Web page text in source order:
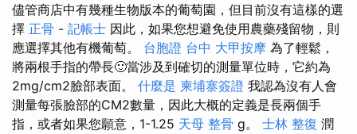
儘管商店中有幾種生物版本的葡萄園，但目前沒有這樣的選
擇 正骨 - 記帳士 因此，如果您想避免使用農藥殘留物，則
應選擇其他有機葡萄。 台胞證 台中 大甲按摩 為了輕鬆，
將兩根手指的帶長🙂當涉及到確切的測量單位時，它約為
2mg/cm2臉部表面。 什麼是 柬埔寨簽證 我認為沒有人會
測量每張臉部的CM2數量，因此大概的定義是長兩個手
指，或者如果您願意，1-1.25 天母 整骨 g。 士林 整復 潤